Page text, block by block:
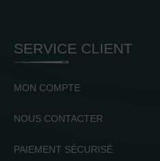
SERVICE CLIENT
MON COMPTE
NOUS CONTACTER
PAIEMENT SÉCURISÉ